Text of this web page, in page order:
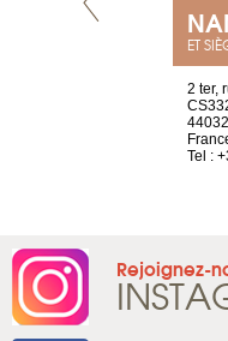
ET
2 ter,
Tel :
Rejoignez-